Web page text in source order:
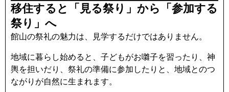
移住すると「見る祭り」から「参加する
祭り」へ
館山の祭礼の魅力は、見学するだけではありません。
地域に暮らし始めると、子どもがお囃子を習ったり、神
輿を担いだり、祭礼の準備に参加したりと、地域とのつ
ながりが自然に生まれます。